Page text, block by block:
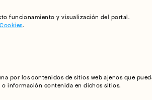
funcionamiento y visualización del portal.
.
por los contenidos de sitios web ajenos que
información contenida en dichos sitios.